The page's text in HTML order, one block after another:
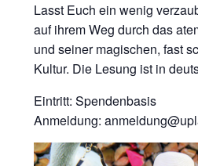
Lasst Euch ein wenig
auf ihrem Weg durch das
und seiner magischen, fast
Kultur. Die Lesung ist in
Eintritt: Spendenbasis
Anmeldung: